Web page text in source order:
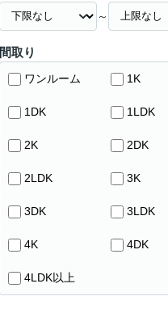
～
間取り
ワンルーム 1K
1DK 1LDK
2K 2DK
2LDK 3K
3DK 3LDK
4K 4DK
4LDK以上